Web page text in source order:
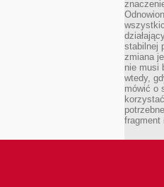
stabilnej
zmiana
nie musi
wtedy,
mówić o
fragment